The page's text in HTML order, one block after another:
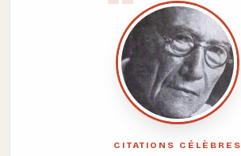
CITATIONS CÉLÈBRES